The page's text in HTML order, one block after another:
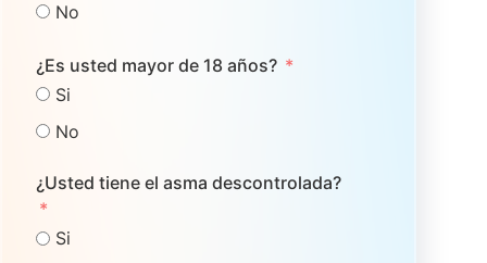
No
¿Es usted mayor de 18 años?
Si
No
¿Usted tiene el asma descontrolada?
Si